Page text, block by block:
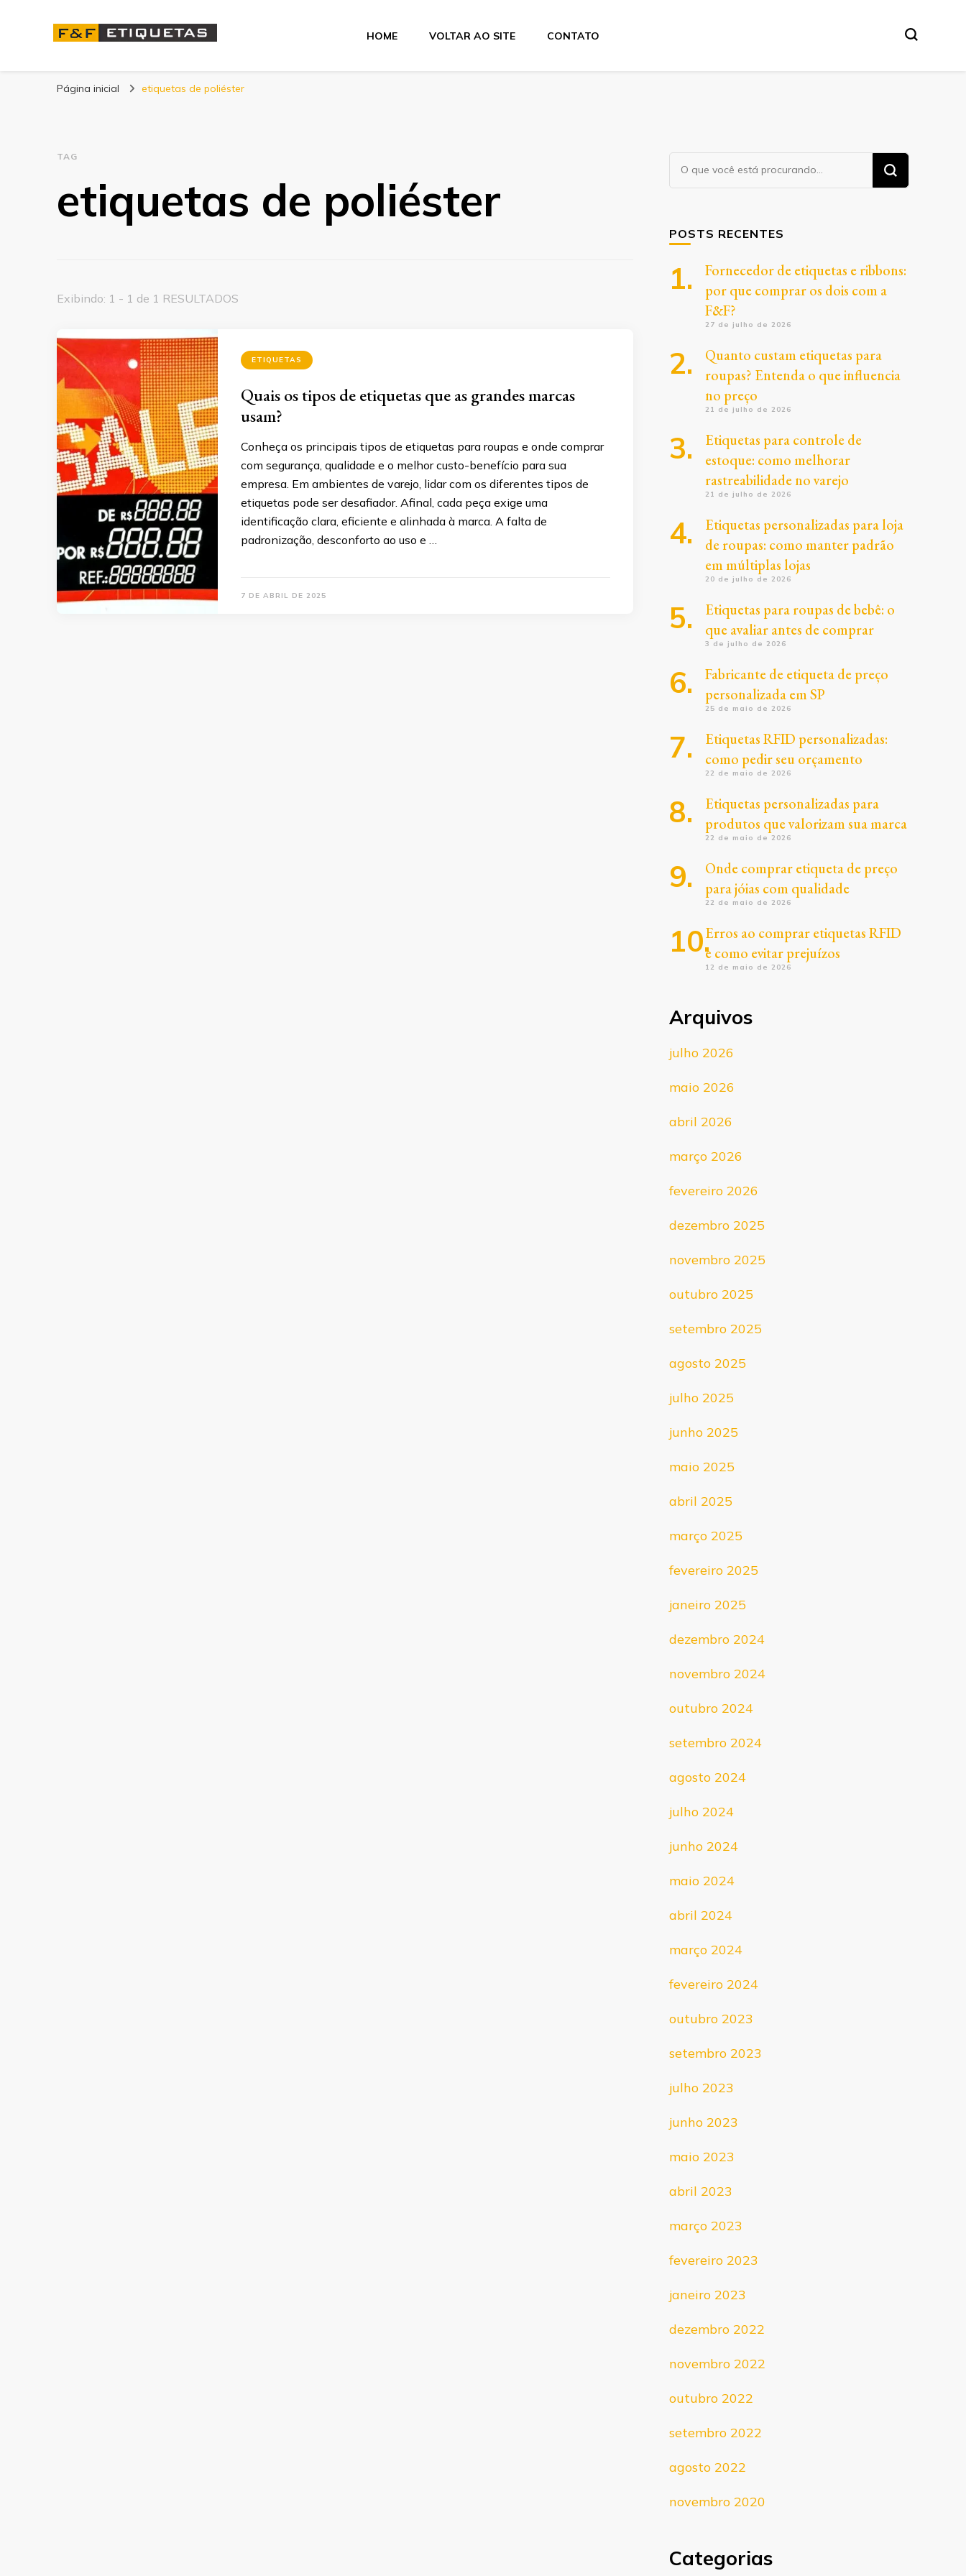
Blog | F&F Etiquetas
HOME VOLTAR AO SITE CONTATO
Página inicial etiquetas de poliéster
TAG
etiquetas de poliéster
Exibindo: 1 - 1 de 1 RESULTADOS
ETIQUETAS
Quais os tipos de etiquetas que as grandes marcas
usam?
Conheça os principais tipos de etiquetas para roupas e onde comprar
com segurança, qualidade e o melhor custo-benefício para sua
empresa. Em ambientes de varejo, lidar com os diferentes tipos de
etiquetas pode ser desafiador. Afinal, cada peça exige uma
identificação clara, eficiente e alinhada à marca. A falta de
padronização, desconforto ao uso e …
7 DE ABRIL DE 2025
Procurando
algo?
POSTS RECENTES
Fornecedor de etiquetas e ribbons:
por que comprar os dois com a
F&F?
27 de julho de 2026
Quanto custam etiquetas para
roupas? Entenda o que influencia
no preço
21 de julho de 2026
Etiquetas para controle de
estoque: como melhorar
rastreabilidade no varejo
21 de julho de 2026
Etiquetas personalizadas para loja
de roupas: como manter padrão
em múltiplas lojas
20 de julho de 2026
Etiquetas para roupas de bebê: o
que avaliar antes de comprar
3 de julho de 2026
Fabricante de etiqueta de preço
personalizada em SP
25 de maio de 2026
Etiquetas RFID personalizadas:
como pedir seu orçamento
22 de maio de 2026
Etiquetas personalizadas para
produtos que valorizam sua marca
22 de maio de 2026
Onde comprar etiqueta de preço
para jóias com qualidade
22 de maio de 2026
Erros ao comprar etiquetas RFID
e como evitar prejuízos
12 de maio de 2026
Arquivos
julho 2026
maio 2026
abril 2026
março 2026
fevereiro 2026
dezembro 2025
novembro 2025
outubro 2025
setembro 2025
agosto 2025
julho 2025
junho 2025
maio 2025
abril 2025
março 2025
fevereiro 2025
janeiro 2025
dezembro 2024
novembro 2024
outubro 2024
setembro 2024
agosto 2024
julho 2024
junho 2024
maio 2024
abril 2024
março 2024
fevereiro 2024
outubro 2023
setembro 2023
julho 2023
junho 2023
maio 2023
abril 2023
março 2023
fevereiro 2023
janeiro 2023
dezembro 2022
novembro 2022
outubro 2022
setembro 2022
agosto 2022
novembro 2020
Categorias